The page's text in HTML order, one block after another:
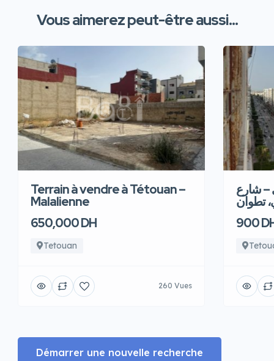
Vous aimerez peut-être aussi...
Terrain à vendre à Tétouan –
Malalienne
650,000 DH
Tetouan
260 Vues
– شارع
تطوان
900
Démarrer une nouvelle recherche